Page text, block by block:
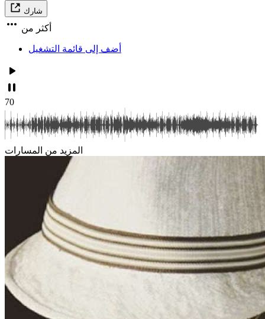
شارك
أكثر من
أضف إلى قائمة التشغيل
70
المزيد من المسارات